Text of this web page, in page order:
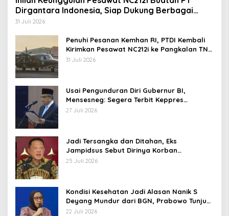
Dirgantara Indonesia, Siap Dukung Berbagai
Operasi TNI
31 Juli 2026
Penuhi Pesanan Kemhan RI, PTDI Kembali
Kirimkan Pesawat NC212i ke Pangkalan TNI
AU
31 Juli 2026
Usai Pengunduran Diri Gubernur BI,
Mensesneg: Segera Terbit Keppres
Pemberhentian dengan Hormat
27 Juli 2026
Jadi Tersangka dan Ditahan, Eks
Jampidsus Sebut Dirinya Korban
Kriminalisasi
25 Juli 2026
Kondisi Kesehatan Jadi Alasan Nanik S
Deyang Mundur dari BGN, Prabowo Tunjuk
Wamentan Sudaryono
22 Juli 2026